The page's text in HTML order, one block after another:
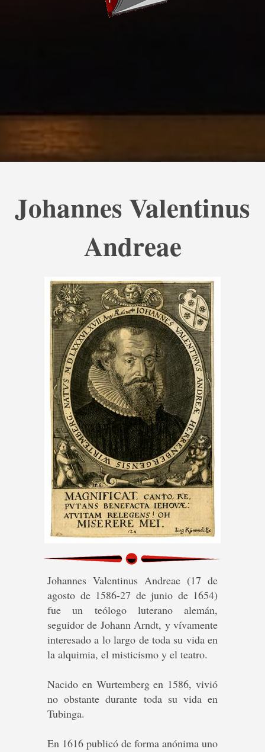
Johannes Valentinus
Andreae
Johannes Valentinus Andreae (17 de
agosto de 1586-27 de junio de 1654)
fue un teólogo luterano alemán,
seguidor de Johann Arndt, y vívamente
interesado a lo largo de toda su vida en
la alquimia, el misticismo y el teatro.
Nacido en Wurtemberg en 1586, vivió
no obstante durante toda su vida en
Tubinga.
En 1616 publicó de forma anónima uno